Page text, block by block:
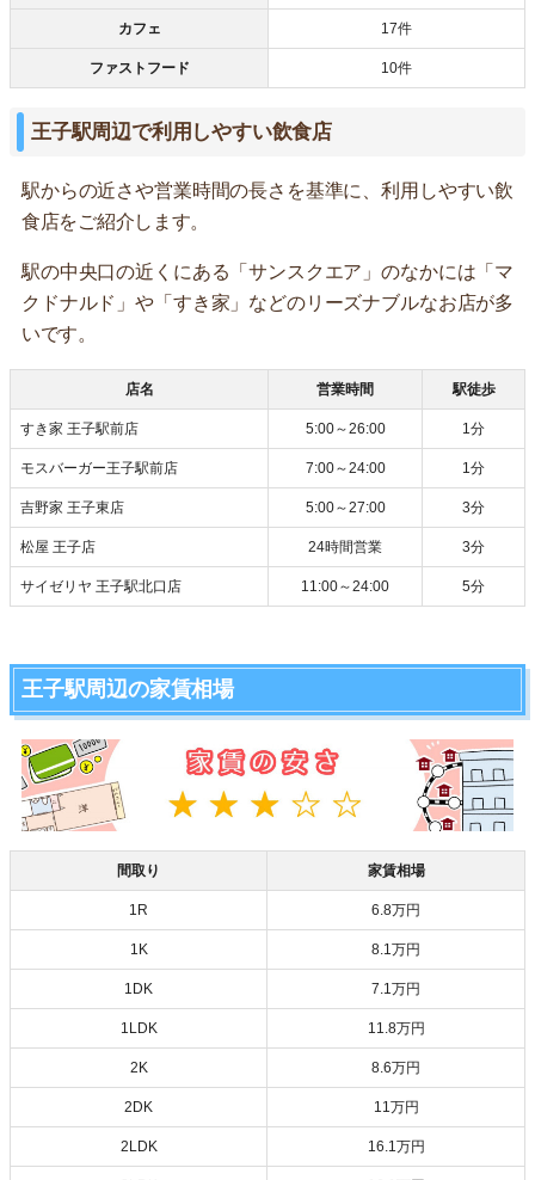
カフェ 17件
ファストフード 10件
王子駅周辺で利用しやすい飲食店
駅からの近さや営業時間の長さを基準に、利用しやすい飲
食店をご紹介します。
駅の中央口の近くにある「サンスクエア」のなかには「マ
クドナルド」や「すき家」などのリーズナブルなお店が多
いです。
店名 営業時間 駅徒歩
すき家 王子駅前店 5:00～26:00 1分
モスバーガー王子駅前店 7:00～24:00 1分
吉野家 王子東店 5:00～27:00 3分
松屋 王子店 24時間営業 3分
サイゼリヤ 王子駅北口店 11:00～24:00 5分
王子駅周辺の家賃相場
間取り 家賃相場
1R 6.8万円
1K 8.1万円
1DK 7.1万円
1LDK 11.8万円
2K 8.6万円
2DK 11万円
2LDK 16.1万円